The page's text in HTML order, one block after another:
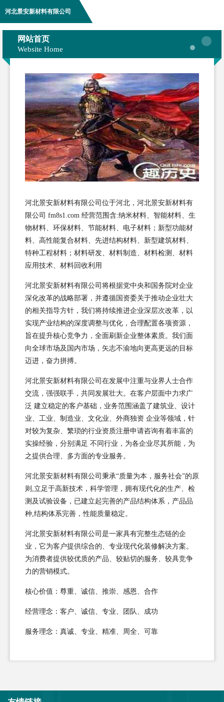
河北景安新材料有限公司
网站首页
Website Home
河北景安新材料有限公司位于河北，河北景安新材料有
限公司 fm8s1.com 经营范围含:纳米材料、智能材料、生
物材料、环保材料、节能材料、电子材料；新型功能材
料、高性能复合材料、先进结构材料、新型建筑材料、
特种工程材料；材料研发、材料制造、材料检测、材料
应用技术、材料回收利用
河北景安新材料有限公司将根据党中央和国务院对企业
深化改革的战略部署，并遵循国资委关于推动企业壮大
的相关指导方针，我们将持续推进企业深层次改革，以
实现产业结构的深度调整与优化，合理配置各项资源，
旨在提升核心竞争力，全面刷新企业整体素质。我们面
向全球市场及国内市场，矢志不渝地向更高更远的目标
迈进，奋力拼搏。
河北景安新材料有限公司在发展中注重与业界人士合作
交流，强强联手，共同发展壮大。在客户层面中力求广
泛 建立稳定的客户基础，业务范围涵盖了建筑业、设计
业、工业、制造业、文化业、外商独资 企业等领域，针
对较为复杂、繁琐的行业资质注册申请咨询有着丰富的
实操经验，分别满足 不同行业，为各企业尽其所能，为
之提供合理、多方面的专业服务。
河北景安新材料有限公司秉承“质量为本，服务社会”的原
则,立足于高新技术，科学管理，拥有现代化的生产、检
测及试验设备，已建立起完善的产品结构体系，产品品
种,结构体系完善，性能质量稳定。
河北景安新材料有限公司是一家具有完整生态链的企
业，它为客户提供综合的、专业现代化装修解决方案。
为消费者提供较优质的产品、较贴切的服务、较具竞争
力的营销模式。
核心价值：尊重、诚信、推崇、感恩、合作
经营理念：客户、诚信、专业、团队、成功
服务理念：真诚、专业、精准、周全、可靠